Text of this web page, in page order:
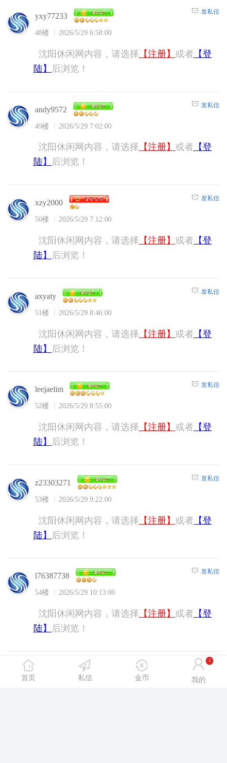
yxy77233
48楼 2026/5/29 6:58:00
发私信
沈阳休闲网内容，请选择 【注册】 或者 【登
陆】
后浏览！
andy9572
49楼 2026/5/29 7:02:00
发私信
沈阳休闲网内容，请选择 【注册】 或者 【登
陆】
后浏览！
xzy2000
50楼 2026/5/29 7:12:00
发私信
沈阳休闲网内容，请选择 【注册】 或者 【登
陆】
后浏览！
axyaty
51楼 2026/5/29 8:46:00
发私信
沈阳休闲网内容，请选择 【注册】 或者 【登
陆】
后浏览！
leejaelim
52楼 2026/5/29 8:55:00
发私信
沈阳休闲网内容，请选择 【注册】 或者 【登
陆】
后浏览！
z23303271
53楼 2026/5/29 9:22:00
发私信
沈阳休闲网内容，请选择 【注册】 或者 【登
陆】
后浏览！
l76387738
54楼 2026/5/29 10:13:00
发私信
沈阳休闲网内容，请选择 【注册】 或者 【登
陆】
后浏览！
发私信
首页 私信 金币 我的
1